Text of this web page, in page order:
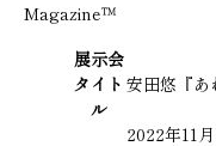
Magazine™
展示会
タイト
ル
安田悠『あ
2022年11